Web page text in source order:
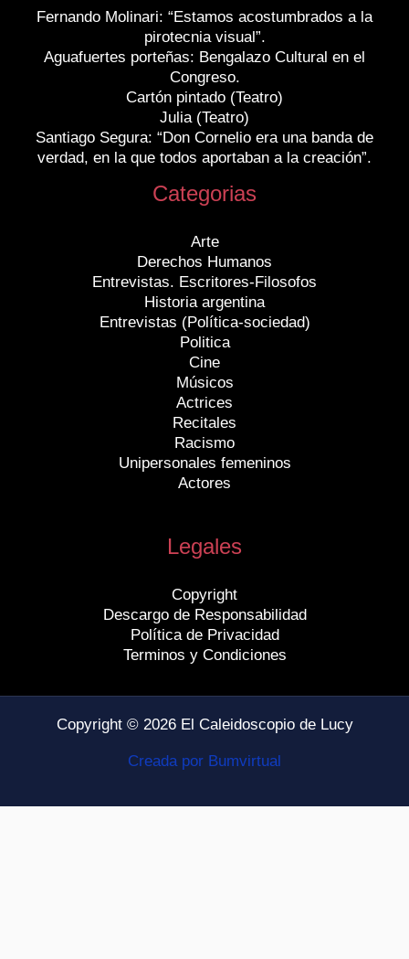
Fernando Molinari: “Estamos acostumbrados a la
pirotecnia visual”.
Aguafuertes porteñas: Bengalazo Cultural en el
Congreso.
Cartón pintado (Teatro)
Julia (Teatro)
Santiago Segura: “Don Cornelio era una banda de
verdad, en la que todos aportaban a la creación”.
Categorias
Arte
Derechos Humanos
Entrevistas. Escritores-Filosofos
Historia argentina
Entrevistas (Política-sociedad)
Politica
Cine
Músicos
Actrices
Recitales
Racismo
Unipersonales femeninos
Actores
Legales
Copyright
Descargo de Responsabilidad
Política de Privacidad
Terminos y Condiciones
Copyright © 2026 El Caleidoscopio de Lucy
Creada por Bumvirtual